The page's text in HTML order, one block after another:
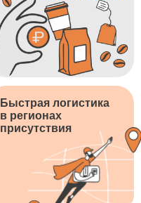
Быстрая логистика
в регионах
присутствия